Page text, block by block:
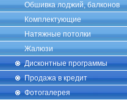
Обшивка лоджий, балконов
Комплектующие
Натяжные потолки
Жалюзи
Дисконтные программы
Продажа в кредит
Фотогалерея